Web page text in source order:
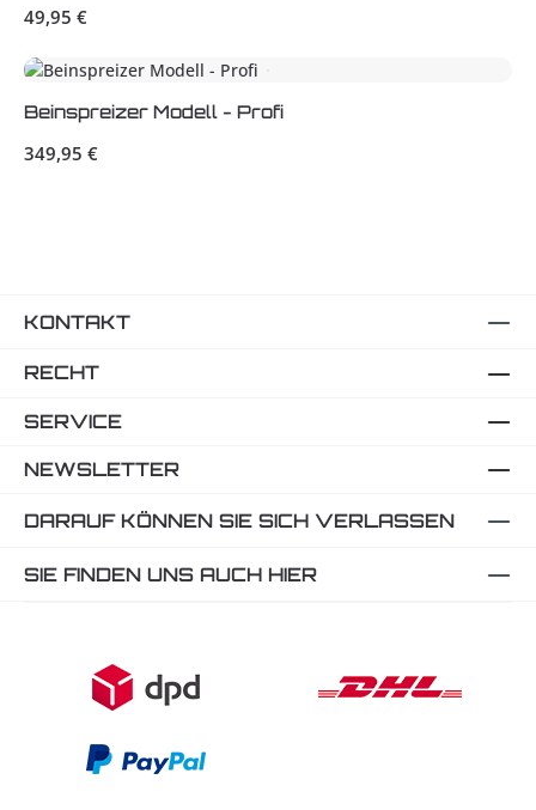
Regulärer Preis:
49,95 €
Beinspreizer Modell - Profi
Regulärer Preis:
349,95 €
KONTAKT
RECHT
SERVICE
NEWSLETTER
DARAUF KÖNNEN SIE SICH VERLASSEN
SIE FINDEN UNS AUCH HIER